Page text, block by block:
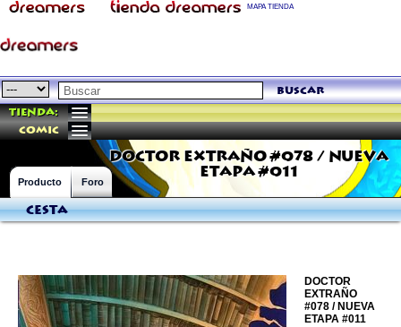
MAPA TIENDA
buscar
Tienda:
comic
DOCTOR EXTRAÑO #078 / NUEVA
ETAPA #011
Producto Foro
Cesta
DOCTOR
EXTRAÑO
#078 / NUEVA
ETAPA #011